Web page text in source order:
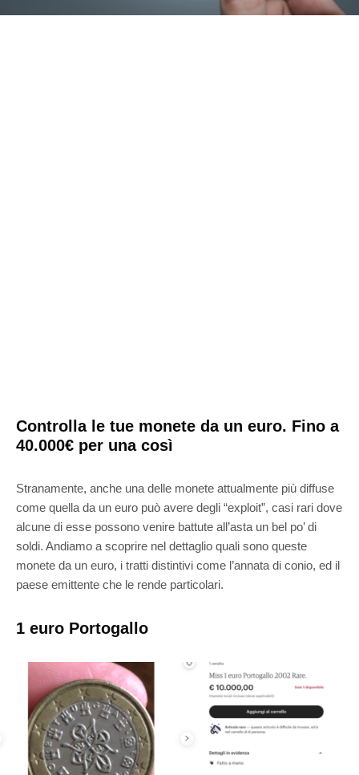
Controlla le tue monete da un euro. Fino a
40.000€ per una così
Stranamente, anche una delle monete attualmente più diffuse
come quella da un euro può avere degli “exploit”, casi rari dove
alcune di esse possono venire battute all’asta un bel po’ di
soldi. Andiamo a scoprire nel dettaglio quali sono queste
monete da un euro, i tratti distintivi come l’annata di conio, ed il
paese emittente che le rende particolari.
1 euro Portogallo